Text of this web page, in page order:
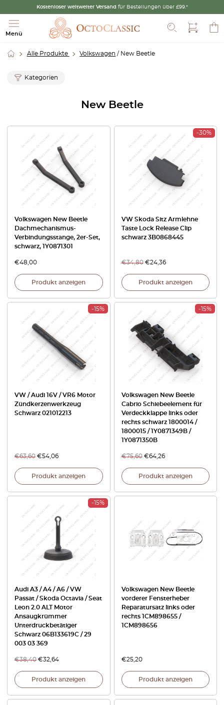
Kostenloser weltweiter Versand für Bestellungen über £99.*
Menü
Suche
Alle Produkte Volkswagen / New Beetle
Kategorien
New Beetle
Volkswagen New Beetle
Dachmechanismus-
Verbindungsstange, 2er-Set,
schwarz, 1Y0871301
€48,00
Produkt anzeigen
-30%
VW Skoda Sitz Armlehne
Taste Lock Release Clip
schwarz 3B0868445
€34,80 €24,36
Produkt anzeigen
-15%
VW / Audi 16V / VR6 Motor
Zündkerzenwerkzeug
Schwarz 021012213
€63,60 €54,06
Produkt anzeigen
-15%
Volkswagen New Beetle
Cabrio Schiebeelement für
Verdeckklappe links oder
rechts schwarz 1800014 /
1800015 / 1Y0871349B /
1Y0871350B
€75,60 €64,26
Produkt anzeigen
-15%
Audi A3 / A4 / A6 / VW
Passat / Skoda Octavia / Seat
Leon 2.0 ALT Motor
Ansaugkrümmer
Unterdruckbetätiger
Schwarz 06B133619C / 29
003 03 369
€38,40 €32,64
Produkt anzeigen
Volkswagen New Beetle
vorderer Fensterheber
Reparatursatz links oder
rechts 1CM898655 /
1CM898656
€25,20
Produkt anzeigen